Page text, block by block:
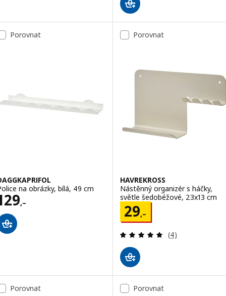
Porovnat
na obrázky, bílá, 49 cm
,– 129,–
Porovnat
HAVREKROSS
Nástěnný organizér s háčky,
světle šedobéžové, 23x13 cm
29,–
Cena 29,–
Recenze: 5 z 5
(4)
Porovnat Porovnat